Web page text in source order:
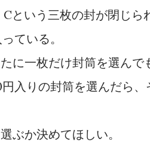
Cという三枚の封が閉じ
ている。
に一枚だけ封筒を選んで
入りの封筒を選んだら、
ぶか決めてほしい。